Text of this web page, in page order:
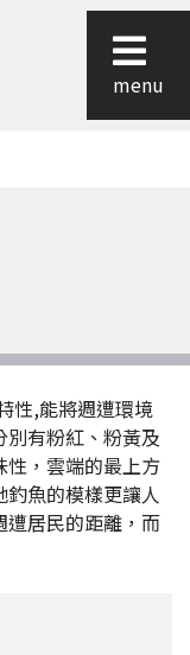
menu
性,能將週遭環境
有粉紅、粉黃及
性，雲端的最上方
魚的模樣更讓人
遭居民的距離，而